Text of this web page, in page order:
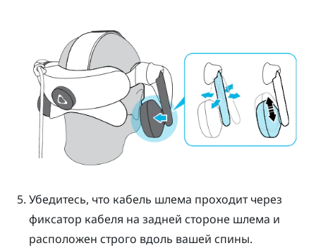
Убедитесь, что кабель шлема проходит через
фиксатор кабеля на задней стороне шлема и
расположен строго вдоль вашей спины.